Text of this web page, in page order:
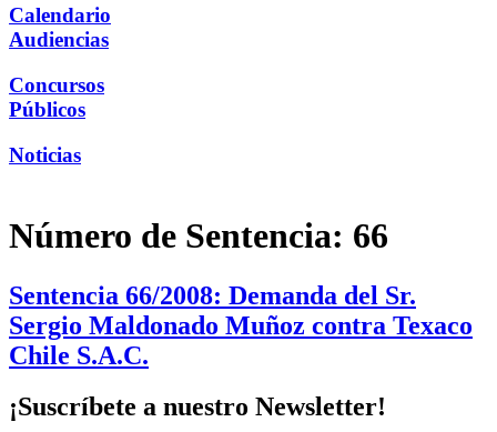
Calendario
Audiencias
Concursos
Públicos
Noticias
Número de Sentencia: 66
Sentencia 66/2008: Demanda del Sr.
Sergio Maldonado Muñoz contra Texaco
Chile S.A.C.
¡Suscríbete a nuestro Newsletter!